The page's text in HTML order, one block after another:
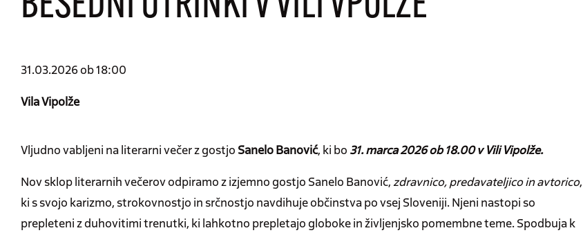
31.03.2026 ob 18:00
Vila Vipolže
Vljudno vabljeni na literarni večer z gostjo Sanelo Banović, ki bo 31. marca 2026 ob 18.00 v Vili Vipolže.
Nov sklop literarnih večerov odpiramo z izjemno gostjo Sanelo Banović, zdravnico, predavateljico in avtorico,
ki s svojo karizmo, strokovnostjo in srčnostjo navdihuje občinstva po vsej Sloveniji. Njeni nastopi so
prepleteni z duhovitimi trenutki, ki lahkotno prepletajo globoke in življenjsko pomembne teme. Spodbuja k